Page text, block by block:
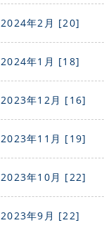
2024年2月 [20]
2024年1月 [18]
2023年12月 [16]
2023年11月 [19]
2023年10月 [22]
2023年9月 [22]